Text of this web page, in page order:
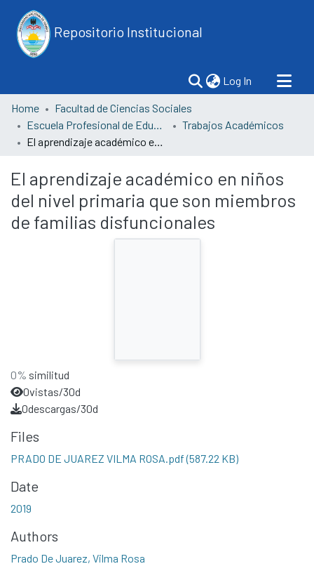
Repositorio Institucional
Log In (current)
Home
Facultad de Ciencias Sociales
Escuela Profesional de Educación
Trabajos Académicos
El aprendizaje académico en niños del nivel primaria que son miembros de familias disfuncionales
El aprendizaje académico en niños
del nivel primaria que son miembros
de familias disfuncionales
0% similitud
0vistas/30d
0descargas/30d
Files
PRADO DE JUAREZ VILMA ROSA.pdf(587.22 KB)
Date
2019
Authors
Prado De Juarez, Vilma Rosa